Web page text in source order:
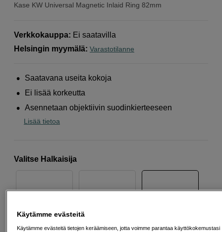
Kase KW Universal Magnetic Inlaid Ring 82mm
Verkkokauppa: Ei saatavilla
Helsingin myymälä: Varastotilanne
Saatavana useita kokoja
Ei lisää korkeutta
Asennetaan objektiivin suodinkierteeseen
Lisää tietoa
Valitse Halkaisija
72 mm
Käytämme evästeitä
Käytämme evästeitä tietojen keräämiseen, jotta voimme parantaa käyttökokemustasi